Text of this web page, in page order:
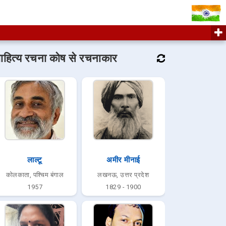
रचना कोष से रचनाकार
लाल्टू
कोलकाता, पश्चिम बंगाल
1957
अमीर मीनाई
लखनऊ, उत्तर प्रदेश
1829 - 1900